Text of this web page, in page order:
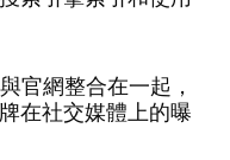
官網整合在一起，
在社交媒體上的曝